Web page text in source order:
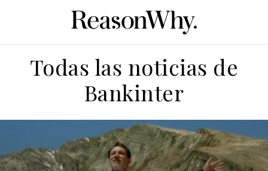
Todas las noticias de
Bankinter